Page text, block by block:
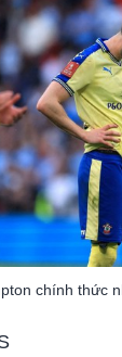
chính thức